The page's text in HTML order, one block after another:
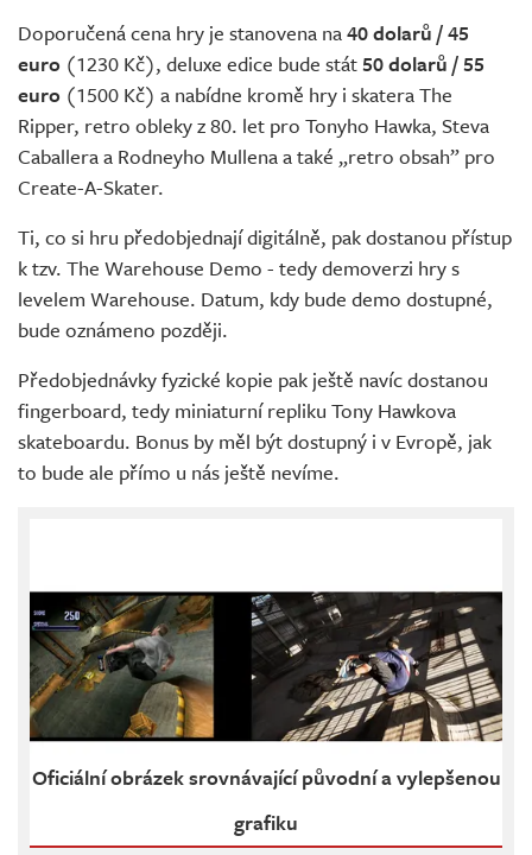
Doporučená cena hry je stanovena na40 dolarů / 45
euro (1230 Kč), deluxe edice bude stát50 dolarů / 55
euro (1500 Kč) a nabídne kromě hry i skatera The
Ripper, retro obleky z 80. let pro Tonyho Hawka, Steva
Caballera a Rodneyho Mullena a také „retro obsah” pro
Create-A-Skater.
Ti, co si hru předobjednají digitálně, pak dostanou přístup
k tzv. The Warehouse Demo - tedy demoverzi hry s
levelem Warehouse. Datum, kdy bude demo dostupné,
bude oznámeno později.
Předobjednávky fyzické kopie pak ještě navíc dostanou
fingerboard, tedy miniaturní repliku Tony Hawkova
skateboardu. Bonus by měl být dostupný i v Evropě, jak
to bude ale přímo u nás ještě nevíme.
Oficiální obrázek srovnávající původní a vylepšenou
grafiku